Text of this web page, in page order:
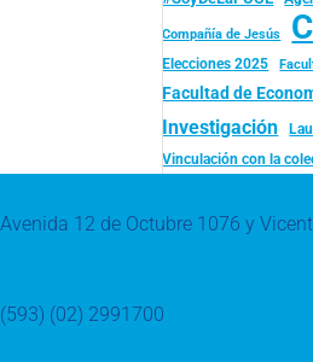
Compañía de Jesús
Elecciones 2025
Facultad de
Investigación
Vinculación con la
Avenida 12 de Octubre 1076 y
(593) (02) 2991700